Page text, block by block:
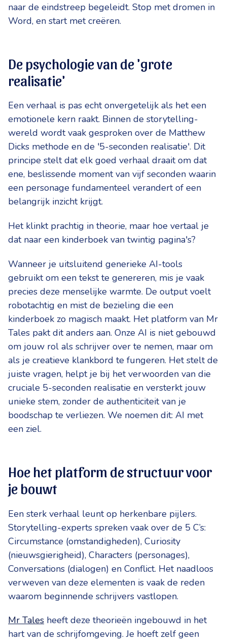
naar de eindstreep begeleidt. Stop met dromen in
Word, en start met creëren.
De psychologie van de 'grote
realisatie'
Een verhaal is pas echt onvergetelijk als het een
emotionele kern raakt. Binnen de storytelling-
wereld wordt vaak gesproken over de Matthew
Dicks methode en de '5-seconden realisatie'. Dit
principe stelt dat elk goed verhaal draait om dat
ene, beslissende moment van vijf seconden waarin
een personage fundamenteel verandert of een
belangrijk inzicht krijgt.
Het klinkt prachtig in theorie, maar hoe vertaal je
dat naar een kinderboek van twintig pagina's?
Wanneer je uitsluitend generieke AI-tools
gebruikt om een tekst te genereren, mis je vaak
precies deze menselijke warmte. De output voelt
robotachtig en mist de bezieling die een
kinderboek zo magisch maakt. Het platform van Mr
Tales pakt dit anders aan. Onze AI is niet gebouwd
om jouw rol als schrijver over te nemen, maar om
als je creatieve klankbord te fungeren. Het stelt de
juiste vragen, helpt je bij het verwoorden van die
cruciale 5-seconden realisatie en versterkt jouw
unieke stem, zonder de authenticiteit van je
boodschap te verliezen. We noemen dit: AI met
een ziel.
Hoe het platform de structuur voor
je bouwt
Een sterk verhaal leunt op herkenbare pijlers.
Storytelling-experts spreken vaak over de 5 C’s:
Circumstance (omstandigheden), Curiosity
(nieuwsgierigheid), Characters (personages),
Conversations (dialogen) en Conflict. Het naadloos
verweven van deze elementen is vaak de reden
waarom beginnende schrijvers vastlopen.
Mr Tales heeft deze theorieën ingebouwd in het
hart van de schrijfomgeving. Je hoeft zelf geen